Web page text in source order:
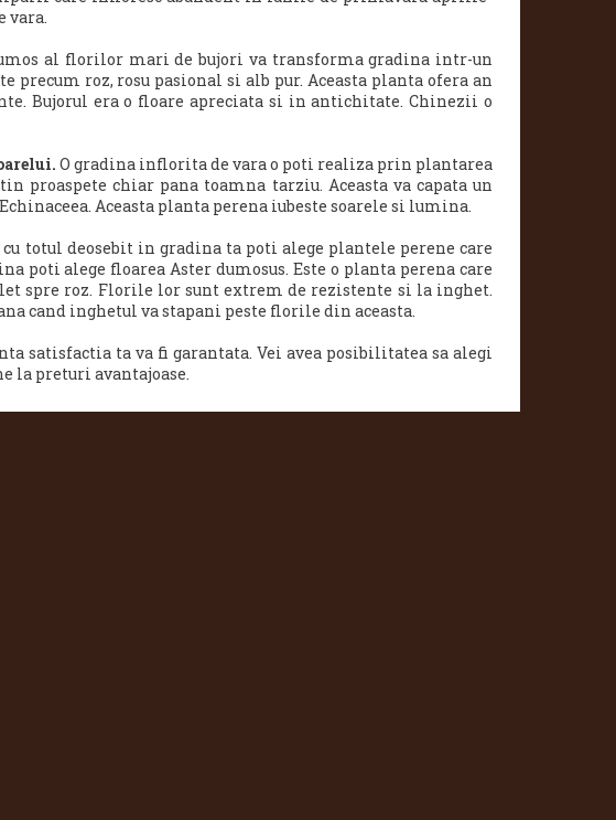
vara.
al florilor mari de bujori va transforma gradina intr-un
roz, rosu pasional si alb pur. Aceasta planta ofera an
Bujorul era o floare apreciata si in antichitate. Chinezii o
O gradina inflorita de vara o poti realiza prin plantarea
proaspete chiar pana toamna tarziu. Aceasta va capata un
Aceasta planta perena iubeste soarele si lumina.
cu totul deosebit in gradina ta poti alege plantele perene care
poti alege floarea Aster dumosus.Este o planta perena care
spre roz. Florile lor sunt extrem de rezistente si la inghet.
cand inghetul va stapani peste florile din aceasta.
satisfactia ta va fi garantata. Vei avea posibilitatea sa alegi
la preturi avantajoase.